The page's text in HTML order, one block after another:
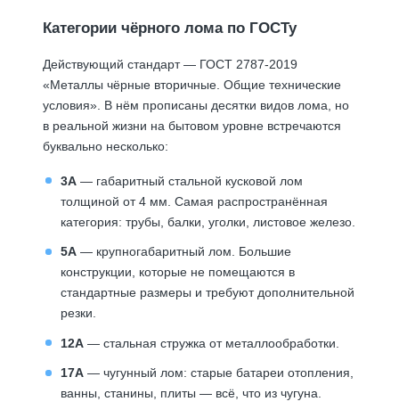
Категории чёрного лома по ГОСТу
Действующий стандарт — ГОСТ 2787-2019
«Металлы чёрные вторичные. Общие технические
условия». В нём прописаны десятки видов лома, но
в реальной жизни на бытовом уровне встречаются
буквально несколько:
3А— габаритный стальной кусковой лом
толщиной от 4 мм. Самая распространённая
категория: трубы, балки, уголки, листовое железо.
5А— крупногабаритный лом. Большие
конструкции, которые не помещаются в
стандартные размеры и требуют дополнительной
резки.
12А— стальная стружка от металлообработки.
17А— чугунный лом: старые батареи отопления,
ванны, станины, плиты — всё, что из чугуна.